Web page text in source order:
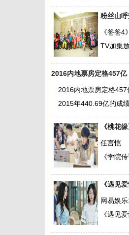
粉丝山
《爸爸
TV加集
2016内地票房定格457
2016内地票房定格
2015年440.69亿的成
《桃花
任言恺
《学院
《遇见
网易娱
《遇见